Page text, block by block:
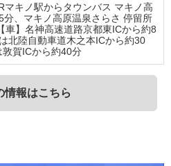
マキノ駅からタウンバス マキノ高
分、マキノ高原温泉さらさ 停留所
車】名神高速道路京都東ICから約8
北陸自動車道木之本ICから約30
敦賀ICから約40分
情報はこちら